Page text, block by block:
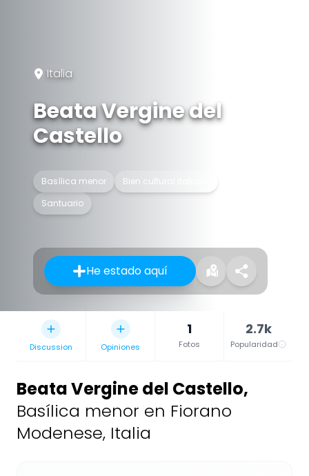
Italia
Beata Vergine del
Castello
Basílica menor
Bien cultural italiano
Santuario
He estado aquí
Discussion Opiniones
1
Fotos
2.7k
Popularidad
Beata Vergine del Castello,
Basílica menor en Fiorano
Modenese, Italia